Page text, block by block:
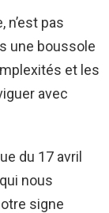
n’est pas
une boussole
et les
avec
du 17 avril
nous
signe